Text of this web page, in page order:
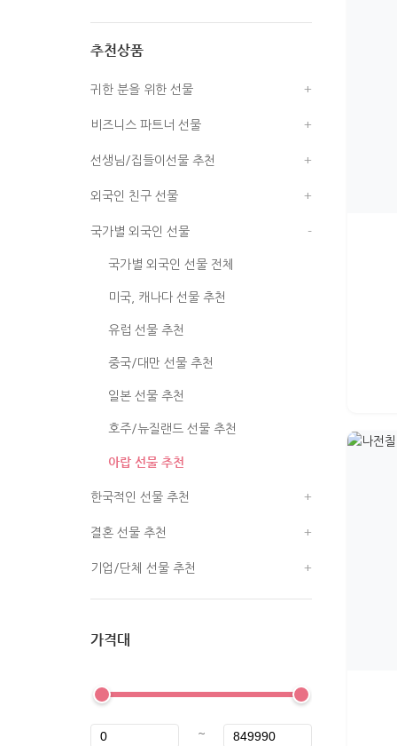
손거울
보석함/경대
도자기/컵/받침
수저/식탁보
지갑/주머니/필통
추천상품
귀한 분을 위한 선물
비즈니스 파트너 선물
선생님/집들이선물 추천
외국인 친구 선물
국가별 외국인 선물
국가별 외국인 선물 전체
미국, 캐나다 선물 추천
유럽 선물 추천
중국/대만 선물 추천
일본 선물 추천
호주/뉴질랜드 선물 추천
아랍 선물 추천
한국적인 선물 추천
결혼 선물 추천
기업/단체 선물 추천
가격대
~